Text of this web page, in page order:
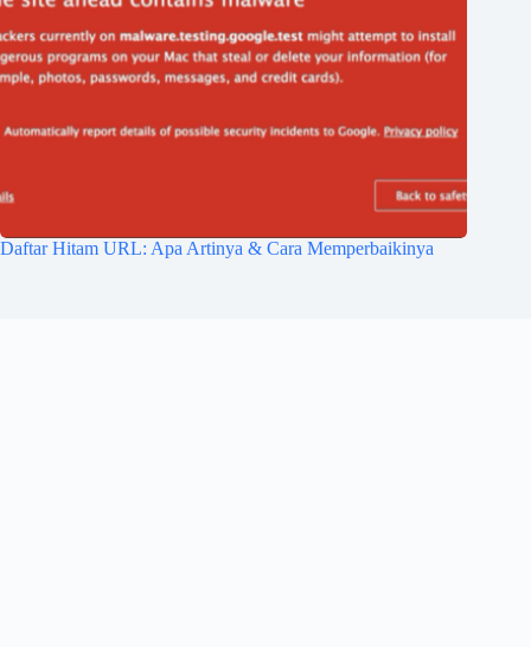
Daftar Hitam URL: Apa Artinya & Cara Memperbaikinya